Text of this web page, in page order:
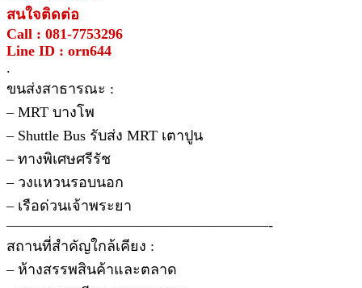
สนใจติดต่อ
Call : 081-7753296
Line ID : orn644
.
ขนส่งสาธารณะ :
– MRT บางโพ
– Shuttle Bus รับส่ง MRT เตาปูน
– ทางพิเศษศรีรัช
– วงแหวนรอบนอก
– เรือด่วนเจ้าพระยา
——————————————————-
สถานที่สำคัญใกล้เคียง :
– ห้างสรรพสินค้าและตลาด